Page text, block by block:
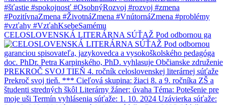
CELOSLOVENSKÁ LITERÁRNA SÚŤAŽ Pod odbornou ga